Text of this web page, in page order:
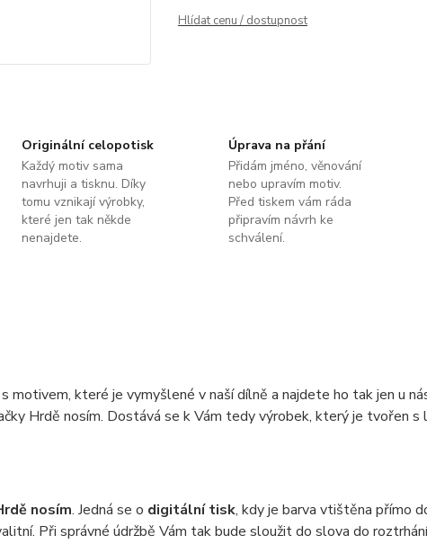
Hlídat cenu / dostupnost
Originální celopotisk
Každý motiv sama
navrhuji a tisknu. Díky
tomu vznikají výrobky,
které jen tak někde
nenajdete.
Úprava na přání
Přidám jméno, věnování
nebo upravím motiv.
Před tiskem vám ráda
připravím návrh ke
schválení.
motivem, které je vymyšlené v naší dílně a najdete ho tak jen u
Hrdě nosím. Dostává se k Vám tedy výrobek, který je tvořen s
nosím. Jedná se o digitální tisk, kdy je barva vtištěna přímo
Při správné údržbě Vám tak bude sloužit do slova do